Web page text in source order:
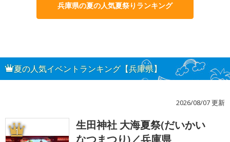
兵庫県の夏の人気夏祭りランキング
夏の人気イベントランキング【兵庫県】
2026/08/07 更新
1
生田神社 大海夏祭(だいかい
なつまつり)／兵庫県